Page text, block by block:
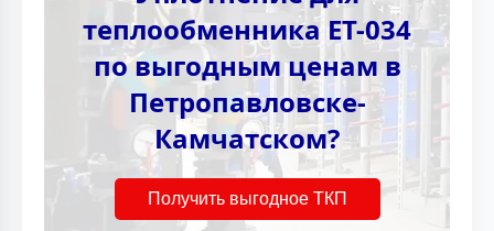
теплообменника ЕТ-034
по выгодным ценам в
Петропавловске-
Камчатском?
Получить выгодное ТКП